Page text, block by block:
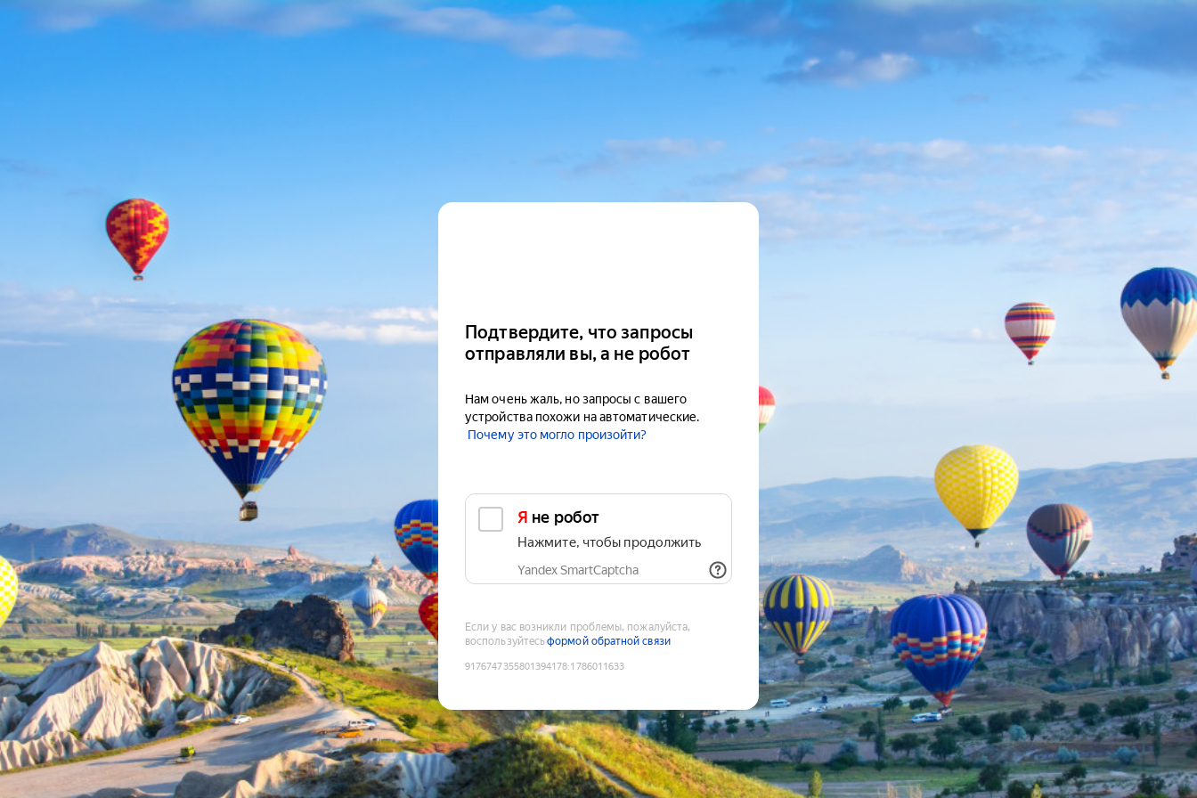
Подтвердите, что запросы
отправляли вы, а не робот
Нам очень жаль, но запросы с вашего
устройства похожи на автоматические.
Почему это могло произойти?
Я не робот
Нажмите, чтобы продолжить
Yandex SmartCaptcha
Если у вас возникли проблемы, пожалуйста,
воспользуйтесьформой обратной связи
9176747355801394178:1786011633